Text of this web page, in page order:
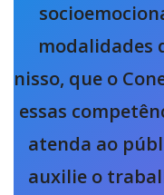
modalidades
nisso, que o
essas
atenda ao
auxilie o